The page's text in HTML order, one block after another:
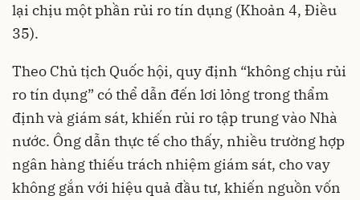
lại chịu một phần rủi ro tín dụng (Khoản 4, Điều
35).
Theo Chủ tịch Quốc hội, quy định “không chịu rủi
ro tín dụng” có thể dẫn đến lơi lỏng trong thẩm
định và giám sát, khiến rủi ro tập trung vào Nhà
nước. Ông dẫn thực tế cho thấy, nhiều trường hợp
ngân hàng thiếu trách nhiệm giám sát, cho vay
không gắn với hiệu quả đầu tư, khiến nguồn vốn